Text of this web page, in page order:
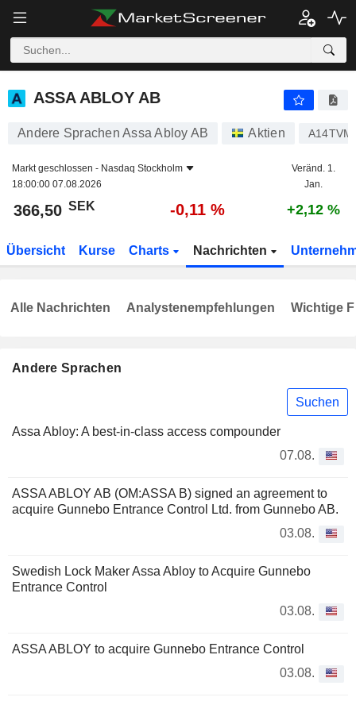
ASSA ABLOY AB
ASSA ABLOY AB
Andere Sprachen Assa Abloy AB Aktien A14TVM
Markt geschlossen - Nasdaq Stockholm
18:00:00 07.08.2026
Veränd. 1.
Jan.
366,50 SEK -0,11 % +2,12 %
Übersicht Kurse Charts Nachrichten
Andere Sprachen
Suchen
Assa Abloy: A best-in-class access compounder
07.08.
ASSA ABLOY AB (OM:ASSA B) signed an agreement to
acquire Gunnebo Entrance Control Ltd. from Gunnebo AB.
03.08.
Swedish Lock Maker Assa Abloy to Acquire Gunnebo
Entrance Control
03.08.
ASSA ABLOY to acquire Gunnebo Entrance Control
03.08.
Alle Nachrichten Analystenempfehlungen Wichtige